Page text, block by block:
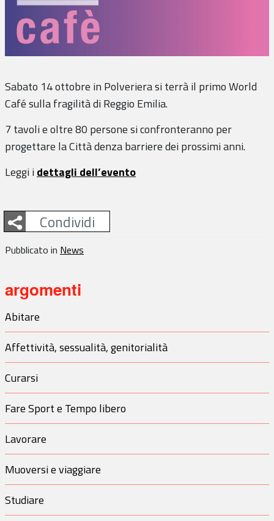
Sabato 14 ottobre in Polveriera si terrà il primo World
Café sulla fragilità di Reggio Emilia.
7 tavoli e oltre 80 persone si confronteranno per
progettare la Città denza barriere dei prossimi anni.
Leggi idettagli dell’evento
Condividi
Facebook
Twitter
Google Plus
Whatsapp
Pubblicato in News
argomenti
Abitare
Affettività, sessualità, genitorialità
Curarsi
Fare Sport e Tempo libero
Lavorare
Muoversi e viaggiare
Studiare